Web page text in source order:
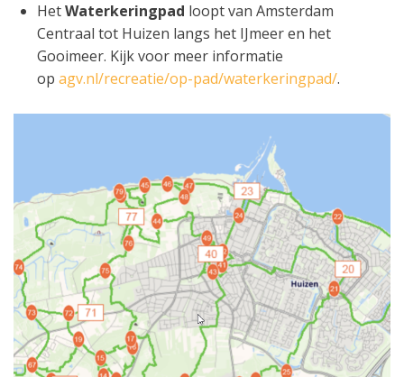
HetWaterkeringpad loopt van Amsterdam
Centraal tot Huizen langs het IJmeer en het
Gooimeer. Kijk voor meer informatie
op agv.nl/recreatie/op-pad/waterkeringpad/.